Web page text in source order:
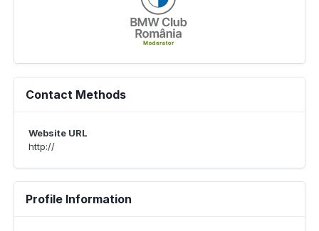
Contact Methods
Website URL
http://
Profile Information